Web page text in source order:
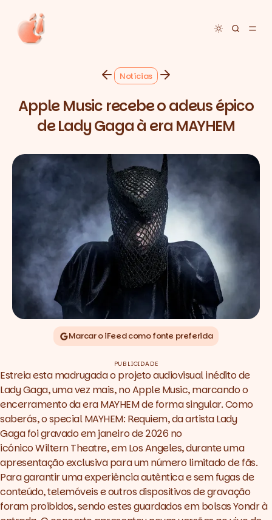
Toggle
Notícias
Apple Music recebe o adeus épico
de Lady Gaga à era MAYHEM
Marcar o iFeed como fonte preferida
PUBLICIDADE
Estreia esta madrugada o projeto audiovisual inédito de
Lady Gaga, uma vez mais, no Apple Music, marcando o
encerramento da era MAYHEM de forma singular. Como
saberás, ospecialMAYHEM: Requiem, da artista Lady
Gaga foi gravado em janeiro de 2026 no
icónico Wiltern Theatre, em Los Angeles, durante uma
apresentação exclusiva para um número limitado de fãs.
Para garantir uma experiência autêntica e sem fugas de
conteúdo, telemóveis e outros dispositivos de gravação
foram proibidos, sendo estes guardados em bolsas Yondr à